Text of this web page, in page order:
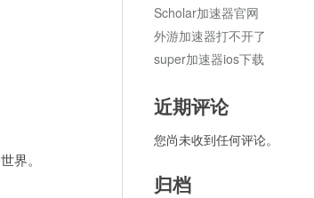
界。
Scholar加速器官网
外游加速器打不开了
super加速器ios下载
近期评论
您尚未收到任何评论。
归档